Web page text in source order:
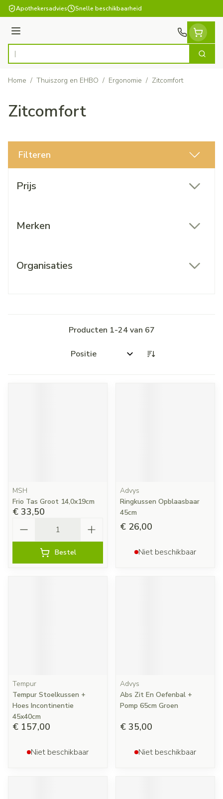
Ga naar de inhoud
Apothekersadvies Snelle beschikbaarheid
Menu
Product, merk, categorie... Zoek
Home / Thuiszorg en EHBO / Ergonomie / Zitcomfort
Zitcomfort
Filteren
Prijs
Merken
Organisaties
Producten 1-24van 67
Sorteer op:
MSH
Frio Tas Groot 14,0x19cm
€ 33,50
Bestel
Advys
Ringkussen Opblaasbaar
45cm
€ 26,00
Niet beschikbaar
Tempur
Tempur Stoelkussen +
Hoes Incontinentie
45x40cm
€ 157,00
Niet beschikbaar
Advys
Abs Zit En Oefenbal +
Pomp 65cm Groen
€ 35,00
Niet beschikbaar